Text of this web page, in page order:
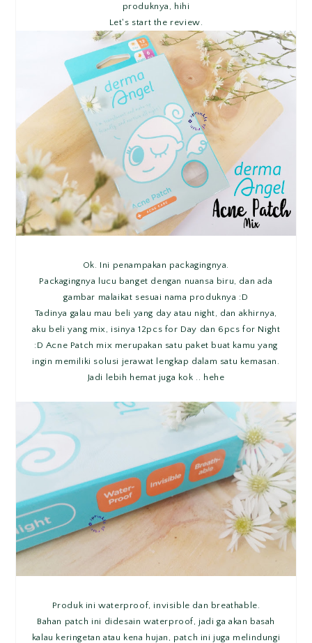
produknya, hihi
Let's start the review.
Ok. Ini penampakan packagingnya.
Packagingnya lucu banget dengan nuansa biru, dan ada
gambar malaikat sesuai nama produknya :D
Tadinya galau mau beli yang day atau night, dan akhirnya,
aku beli yang mix, isinya 12pcs for Day dan 6pcs for Night
:D Acne Patch mix merupakan satu paket buat kamu yang
ingin memiliki solusi jerawat lengkap dalam satu kemasan.
Jadi lebih hemat juga kok .. hehe
Produk ini waterproof, invisible dan breathable.
Bahan patch ini didesain waterproof, jadi ga akan basah
kalau keringetan atau kena hujan, patch ini juga melindungi